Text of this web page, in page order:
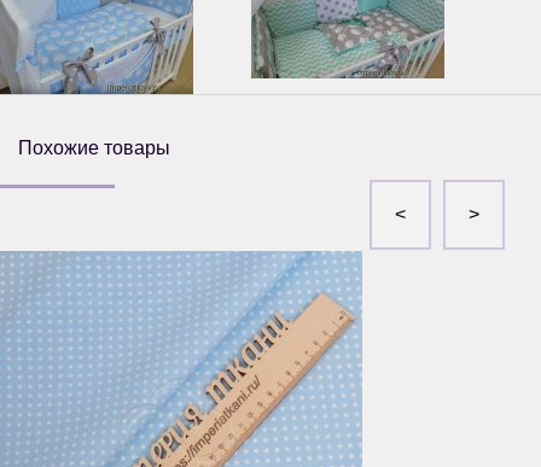
Похожие товары